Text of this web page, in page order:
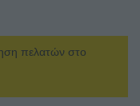
πελατών στο